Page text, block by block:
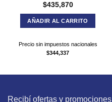
$435,870
AÑADIR AL CARRITO
Precio sin impuestos nacionales
$344,337
Recibí ofertas y promociones